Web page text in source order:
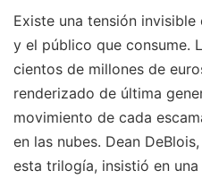
Existe una tensión
y el público que consume.
cientos de millones de
renderizado de última
movimiento de cada
en las nubes. Dean
esta trilogía, insistió en